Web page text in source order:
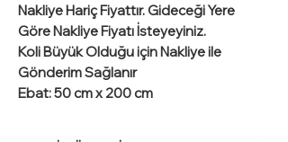
Nakliye Hariç Fiyattır. Gideceği Yere
Göre Nakliye Fiyatı İsteyeyiniz.
Koli Büyük Olduğu için Nakliye ile
Gönderim Sağlanır
Ebat: 50 cm x 200 cm